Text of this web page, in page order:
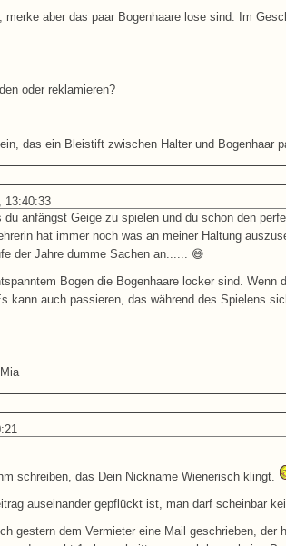
aber das paar Bogenhaare lose sind. Im
oder reklamieren?
das ein Bleistift zwischen Halter und Bogenhaar
13:40:33
du anfängst Geige zu spielen und du schon den
hat immer noch was an meiner Haltung
der Jahre dumme Sachen an...... 😅
Bogen die Bogenhaare locker sind. Wenn
kann auch passieren, das während des Spielens
schreiben, das Dein Nickname Wienerisch klingt.
auseinander gepflückt ist, man darf scheinbar
gestern dem Vermieter eine Mail geschrieben, der